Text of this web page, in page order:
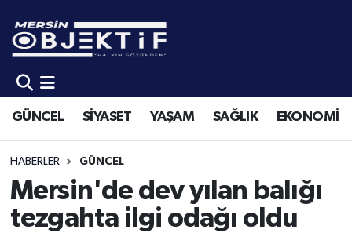
GÜNCEL SİYASET YAŞAM SAĞLIK EKONOMİ
HABERLER GÜNCEL
Mersin'de dev yılan balığı
tezgahta ilgi odağı oldu
GÜNCEL
SİYASET
YAŞAM
SAĞLIK
EKONOMİ
Mersin Hava Durumu
Mersin Trafik Yoğunluk Haritası
Süper Lig Puan Durumu ve Fikstür
Tüm Manşetler
Son Dakika Haberleri